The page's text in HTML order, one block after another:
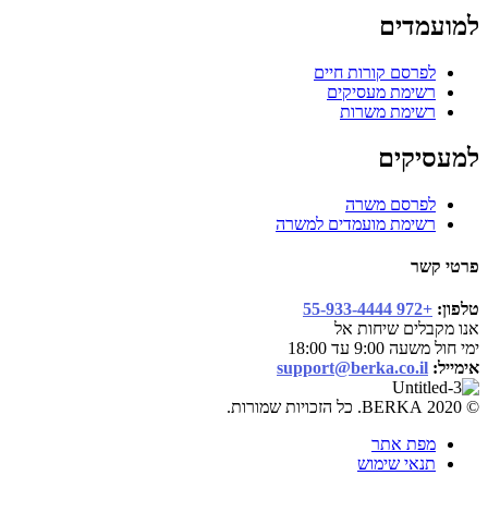
למועמדים
לפרסם קורות חיים
רשימת מעסיקים
רשימת משרות
למעסיקים
לפרסם משרה
רשימת מועמדים למשרה
פרטי קשר
טלפון:+972 55-933-4444
אנו מקבלים שיחות אל
ימי חול משעה 9:00 עד 18:00
אימייל:support@berka.co.il
© 2020 BERKA. כל הזכויות שמורות.
מפת אתר
תנאי שימוש